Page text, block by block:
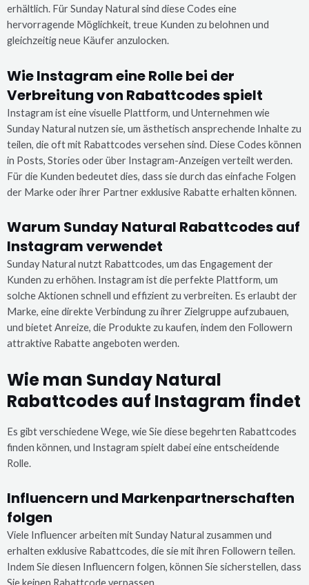
erhältlich. Für Sunday Natural sind diese Codes eine
hervorragende Möglichkeit, treue Kunden zu belohnen und
gleichzeitig neue Käufer anzulocken.
Wie Instagram eine Rolle bei der
Verbreitung von Rabattcodes spielt
Instagram ist eine visuelle Plattform, und Unternehmen wie
Sunday Natural nutzen sie, um ästhetisch ansprechende Inhalte zu
teilen, die oft mit Rabattcodes versehen sind. Diese Codes können
in Posts, Stories oder über Instagram-Anzeigen verteilt werden.
Für die Kunden bedeutet dies, dass sie durch das einfache Folgen
der Marke oder ihrer Partner exklusive Rabatte erhalten können.
Warum Sunday Natural Rabattcodes auf
Instagram verwendet
Sunday Natural nutzt Rabattcodes, um das Engagement der
Kunden zu erhöhen. Instagram ist die perfekte Plattform, um
solche Aktionen schnell und effizient zu verbreiten. Es erlaubt der
Marke, eine direkte Verbindung zu ihrer Zielgruppe aufzubauen,
und bietet Anreize, die Produkte zu kaufen, indem den Followern
attraktive Rabatte angeboten werden.
Wie man Sunday Natural
Rabattcodes auf Instagram findet
Es gibt verschiedene Wege, wie Sie diese begehrten Rabattcodes
finden können, und Instagram spielt dabei eine entscheidende
Rolle.
Influencern und Markenpartnerschaften
folgen
Viele Influencer arbeiten mit Sunday Natural zusammen und
erhalten exklusive Rabattcodes, die sie mit ihren Followern teilen.
Indem Sie diesen Influencern folgen, können Sie sicherstellen, dass